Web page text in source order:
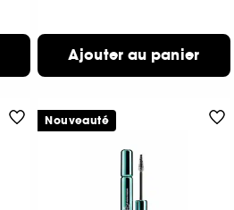
Ajouter au panier
Nouveauté